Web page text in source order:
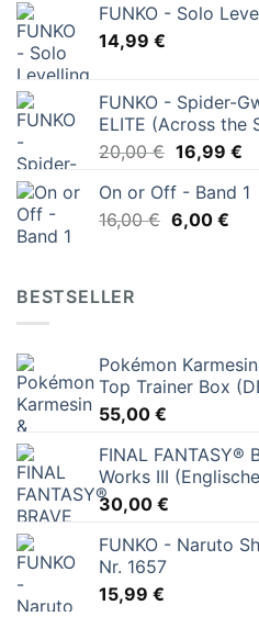
FUNKO - Solo
14,99 €
FUNKO - Spider-
ELITE (Across the
20,00€
war:
20,00 €
16,99 €
ist:
On or Off - Band 1
16,00€ 6,00 €
BESTSELLER
Pokémon
Top Trainer Box
55,00 €
FINAL FANTASY®
Works III
30,00 €
FUNKO - Naruto
Nr. 1657
15,99 €